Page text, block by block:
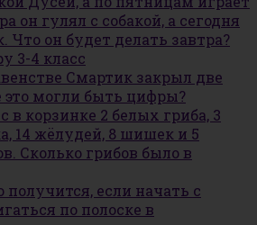
он гулял с собакой, а сегодня
Что он будет делать завтра?
3-4 класс
Смартик закрыл две
могли быть цифры?
в корзинке 2 белых гриба, 3
14 жёлудей, 8 шишек и 5
Сколько грибов было в
получится, если начать с
по полоске в